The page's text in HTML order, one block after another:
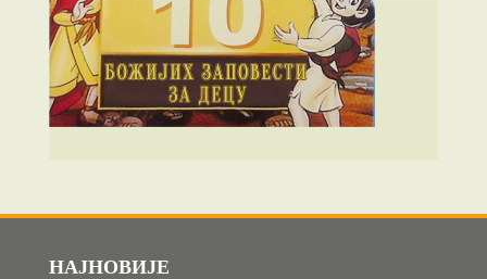
НАЈНОВИЈЕ